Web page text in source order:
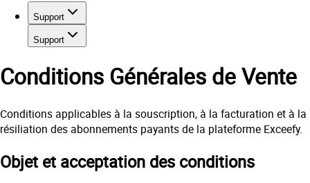
Support
Support
Conditions Générales de Vente
Conditions applicables à la souscription, à la facturation et à la
résiliation des abonnements payants de la plateforme Exceefy.
Objet et acceptation des conditions